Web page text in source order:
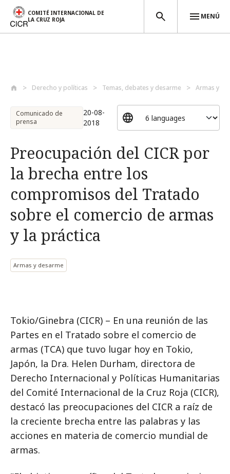
COMITÉ INTERNACIONAL DE
LA CRUZ ROJA
MENÚ
Derecho y políticas Temas, debates y desarme Armas y
Comunicado de
prensa
20-08-
2018
Preocupación del CICR por
la brecha entre los
compromisos del Tratado
sobre el comercio de armas
y la práctica
Armas y desarme
Tokio/Ginebra (CICR) – En una reunión de las
Partes en el Tratado sobre el comercio de
armas (TCA) que tuvo lugar hoy en Tokio,
Japón, la Dra. Helen Durham, directora de
Derecho Internacional y Políticas Humanitarias
del Comité Internacional de la Cruz Roja (CICR),
destacó las preocupaciones del CICR a raíz de
la creciente brecha entre las palabras y las
acciones en materia de comercio mundial de
armas.